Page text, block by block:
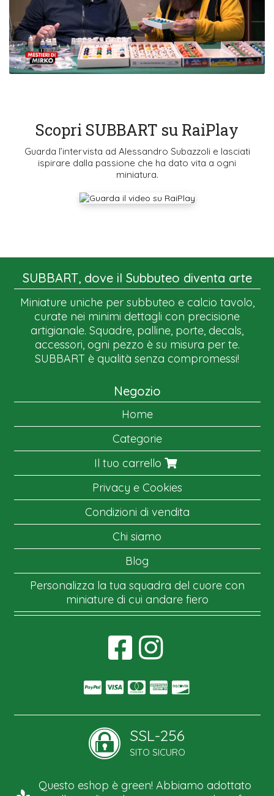
Scopri SUBBART su RaiPlay
Guarda l’intervista ad Alessandro Subazzoli e lasciati
ispirare dalla passione che ha dato vita a ogni
miniatura.
SUBBART, dove il Subbuteo diventa arte
Miniature uniche per subbuteo e calcio tavolo,
curate nei minimi dettagli con precisione
artigianale. Squadre, palline, porte, decals,
accessori, ogni pezzo è su misura per te.
SUBBART è qualità senza compromessi!
Negozio
Home
Categorie
Il tuo carrello
Privacy e Cookies
Condizioni di vendita
Chi siamo
Blog
Personalizza la tua squadra del cuore con
miniature di cui andare fiero
SSL-256
SITO SICURO
Questo eshop è green! Abbiamo adottato